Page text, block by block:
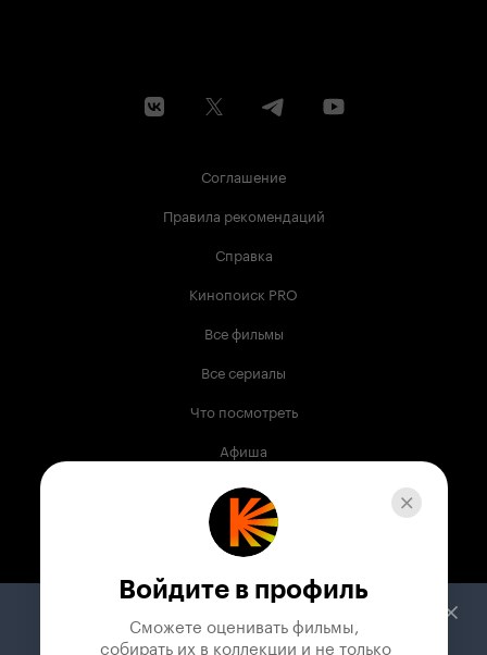
Соглашение
Правила рекомендаций
Справка
Кинопоиск PRO
Все фильмы
Все сериалы
Что посмотреть
Афиша
Музыка
Телепрограмма
Служба поддержки
Войдите в профиль
Сможете оценивать фильмы,
собирать их в коллекции и не только